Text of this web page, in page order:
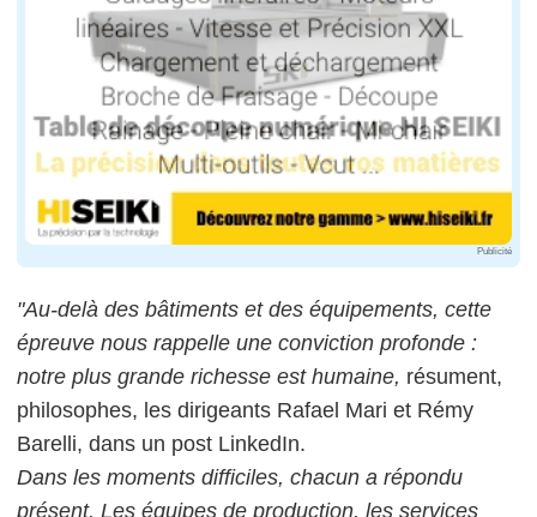
Publicité
"Au-delà des bâtiments et des équipements, cette
épreuve nous rappelle une conviction profonde :
notre plus grande richesse est humaine, résument,
philosophes, les dirigeants Rafael Mari et Rémy
Barelli, dans un post LinkedIn.
Dans les moments difficiles, chacun a répondu
présent. Les équipes de production, les services